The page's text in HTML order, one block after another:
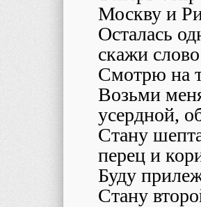
Москву и
Осталась
скажи
Смотрю на
Возьми
усердной,
Стану
перец и
Буду
Стану